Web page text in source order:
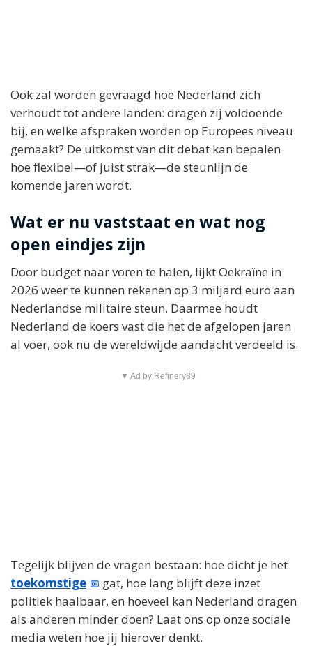
Ook zal worden gevraagd hoe Nederland zich
verhoudt tot andere landen: dragen zij voldoende
bij, en welke afspraken worden op Europees niveau
gemaakt? De uitkomst van dit debat kan bepalen
hoe flexibel—of juist strak—de steunlijn de
komende jaren wordt.
Wat er nu vaststaat en wat nog
open eindjes zijn
Door budget naar voren te halen, lijkt Oekraïne in
2026 weer te kunnen rekenen op 3 miljard euro aan
Nederlandse militaire steun. Daarmee houdt
Nederland de koers vast die het de afgelopen jaren
al voer, ook nu de wereldwijde aandacht verdeeld is.
▼ Ad by Refinery89
Tegelijk blijven de vragen bestaan: hoe dicht je het
toekomstige
gat, hoe lang blijft deze inzet
politiek haalbaar, en hoeveel kan Nederland dragen
als anderen minder doen? Laat ons op onze sociale
media weten hoe jij hierover denkt.